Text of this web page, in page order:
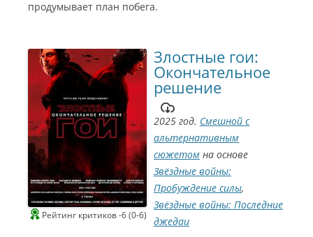
продумывает план побега.
Рейтинг критиков -6 (0-6)
Злостные гои:
Окончательное
решение
2025 год. Смешной с
альтернативным
сюжетом на основе
Звёздные войны:
Пробуждение силы,
Звёздные войны: Последние
джедаи